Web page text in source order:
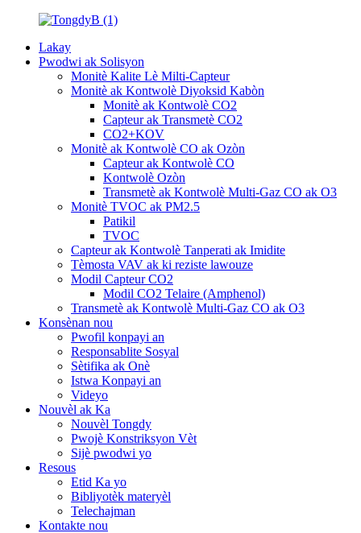
Lakay
Pwodwi ak Solisyon
Monitè Kalite Lè Milti-Capteur
Monitè ak Kontwolè Diyoksid Kabòn
Monitè ak Kontwolè CO2
Capteur ak Transmetè CO2
CO2+KOV
Monitè ak Kontwolè CO ak Ozòn
Capteur ak Kontwolè CO
Kontwolè Ozòn
Transmetè ak Kontwolè Multi-Gaz CO ak O3
Monitè TVOC ak PM2.5
Patikil
TVOC
Capteur ak Kontwolè Tanperati ak Imidite
Tèmosta VAV ak ki reziste lawouze
Modil Capteur CO2
Modil CO2 Telaire (Amphenol)
Transmetè ak Kontwolè Multi-Gaz CO ak O3
Konsènan nou
Pwofil konpayi an
Responsablite Sosyal
Sètifika ak Onè
Istwa Konpayi an
Videyo
Nouvèl ak Ka
Nouvèl Tongdy
Pwojè Konstriksyon Vèt
Sijè pwodwi yo
Resous
Etid Ka yo
Bibliyotèk materyèl
Telechajman
Kontakte nou